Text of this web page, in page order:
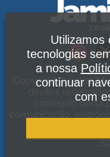
Copyright Jamildo
direitos
conteúdo desta
Utilizamos
tecnologias
a nossa
continuar
com